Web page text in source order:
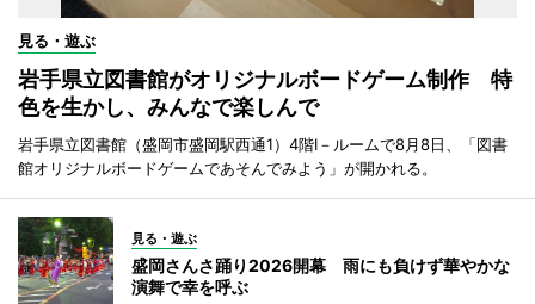
見る・遊ぶ
岩手県立図書館がオリジナルボードゲーム制作 特
色を生かし、みんなで楽しんで
岩手県立図書館（盛岡市盛岡駅西通1）4階I－ルームで8月8日、「図書
館オリジナルボードゲームであそんでみよう」が開かれる。
見る・遊ぶ
盛岡さんさ踊り2026開幕 雨にも負けず華やかな
演舞で幸を呼ぶ